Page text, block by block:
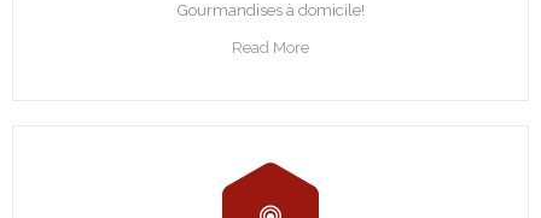
Gourmandises à domicile!
Read More